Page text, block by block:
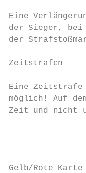
Eine
der Sieger, bei
der
Zeitstrafen
Eine Zeitstrafe
möglich! Auf
Zeit und nicht
Gelb/Rote Karte